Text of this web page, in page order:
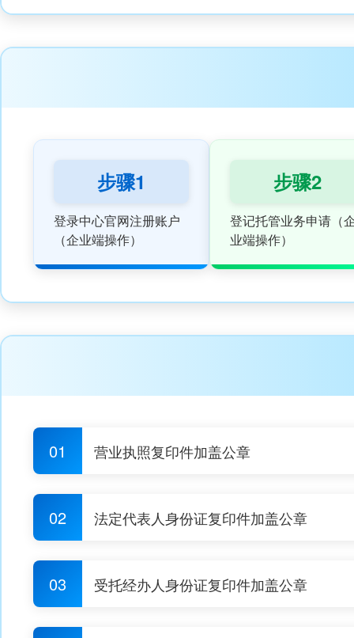
步骤1
登录中心官网注册账户
（企业端操作）
步骤2
登记托管业务申请（
业端操作）
01 营业执照复印件加盖公章
02 法定代表人身份证复印件加盖公章
03 受托经办人身份证复印件加盖公章